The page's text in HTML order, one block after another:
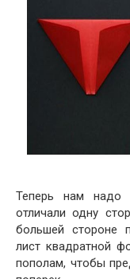
Теперь нам надо
отличали одну
большей стороне
лист квадратной
пополам, чтобы